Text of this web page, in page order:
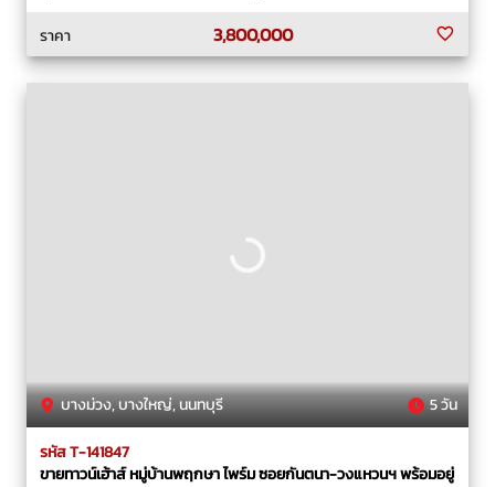
ราคา
3,800,000
บางม่วง, บางใหญ่, นนทบุรี 5 วัน
รหัส T-141847
ขายทาวน์เฮ้าส์ หมู่บ้านพฤกษา ไพร์ม ซอยกันตนา-วงแหวนฯ พร้อมอยู่